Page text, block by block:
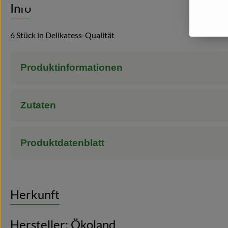
Info
6 Stück in Delikatess-Qualität
Produktinformationen
Zutaten
Produktdatenblatt
Herkunft
Hersteller: Ökoland